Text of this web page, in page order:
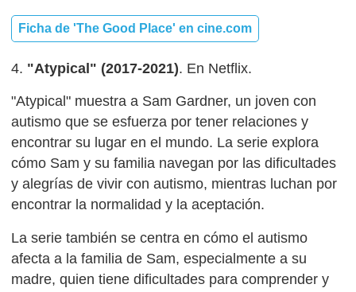
Ficha de 'The Good Place' en cine.com
4. "Atypical" (2017-2021). En Netflix.
"Atypical" muestra a Sam Gardner, un joven con
autismo que se esfuerza por tener relaciones y
encontrar su lugar en el mundo. La serie explora
cómo Sam y su familia navegan por las dificultades
y alegrías de vivir con autismo, mientras luchan por
encontrar la normalidad y la aceptación.
La serie también se centra en cómo el autismo
afecta a la familia de Sam, especialmente a su
madre, quien tiene dificultades para comprender y